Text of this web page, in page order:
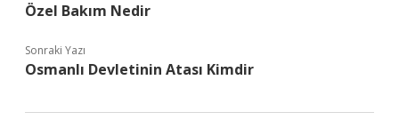
Özel Bakım Nedir
Sonraki Yazı
Osmanlı Devletinin Atası Kimdir